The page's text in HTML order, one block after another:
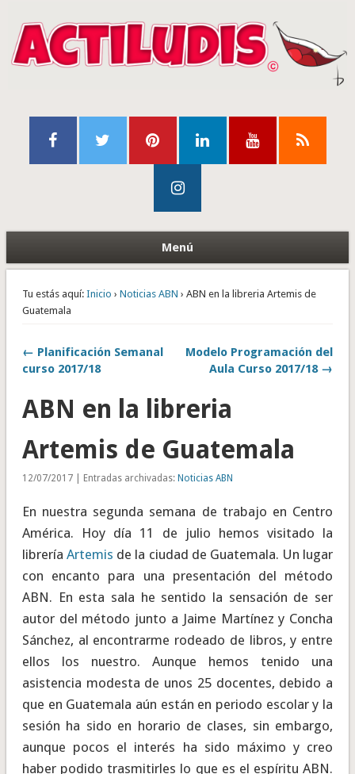
Menú
Tu estás aquí: Inicio › Noticias ABN › ABN en la libreria Artemis de
Guatemala
← Planificación Semanal
curso 2017/18
Modelo Programación del
Aula Curso 2017/18 →
ABN en la libreria
Artemis de Guatemala
12/07/2017 | Entradas archivadas: Noticias ABN
En nuestra segunda semana de trabajo en Centro
América. Hoy día 11 de julio hemos visitado la
libreríaArtemis de la ciudad de Guatemala. Un lugar
con encanto para una presentación del método
ABN. En esta sala he sentido la sensación de ser
autor del método junto a Jaime Martínez y Concha
Sánchez, al encontrarme rodeado de libros, y entre
ellos los nuestro. Aunque hemos tenido una
asistencia modesta de unos 25 docentes, debido a
que en Guatemala aún están en periodo escolar y la
sesión ha sido en horario de clases, sin embargo,
aunque pocos el interés ha sido máximo y creo
haber podido trasmitirles lo que es el espíritu ABN.